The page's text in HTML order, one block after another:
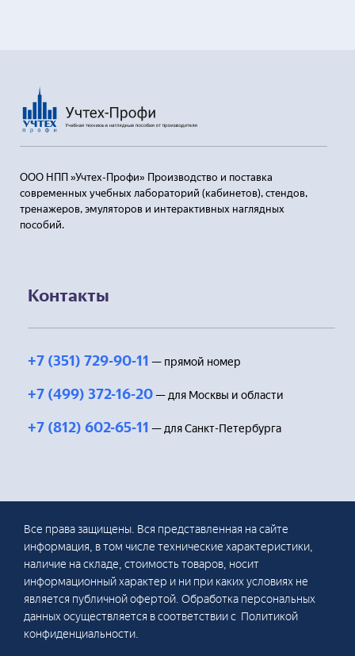
ООО НПП »Учтех-Профи» Производство и поставка
современных учебных лабораторий (кабинетов), стендов,
тренажеров, эмуляторов и интерактивных наглядных
пособий.
Контакты
+7 (351) 729-90-11 — прямой номер
+7 (499) 372-16-20 — для Москвы и области
+7 (812) 602-65-11 — для Санкт-Петербурга
Все права защищены. Вся представленная на сайте
информация, в том числе технические характеристики,
наличие на складе, стоимость товаров, носит
информационный характер и ни при каких условиях не
является публичной офертой. Обработка персональных
данных осуществляется в соответствии с Политикой
конфиденциальности.